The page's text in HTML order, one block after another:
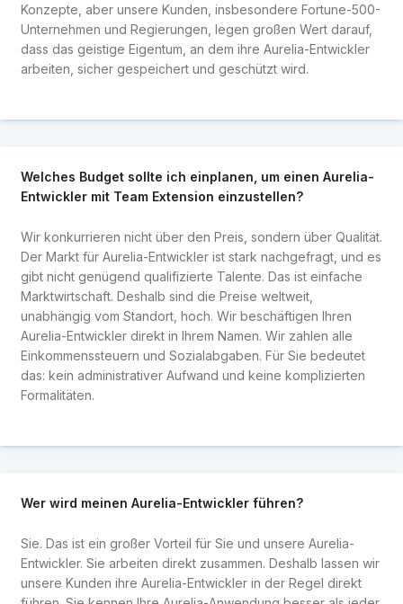
Konzepte, aber unsere Kunden, insbesondere Fortune-500-
Unternehmen und Regierungen, legen großen Wert darauf,
dass das geistige Eigentum, an dem ihre Aurelia-Entwickler
arbeiten, sicher gespeichert und geschützt wird.
Welches Budget sollte ich einplanen, um einen Aurelia-
Entwickler mit Team Extension einzustellen?
Wir konkurrieren nicht über den Preis, sondern über Qualität.
Der Markt für Aurelia-Entwickler ist stark nachgefragt, und es
gibt nicht genügend qualifizierte Talente. Das ist einfache
Marktwirtschaft. Deshalb sind die Preise weltweit,
unabhängig vom Standort, hoch. Wir beschäftigen Ihren
Aurelia-Entwickler direkt in Ihrem Namen. Wir zahlen alle
Einkommenssteuern und Sozialabgaben. Für Sie bedeutet
das: kein administrativer Aufwand und keine komplizierten
Formalitäten.
Wer wird meinen Aurelia-Entwickler führen?
Sie. Das ist ein großer Vorteil für Sie und unsere Aurelia-
Entwickler. Sie arbeiten direkt zusammen. Deshalb lassen wir
unsere Kunden ihre Aurelia-Entwickler in der Regel direkt